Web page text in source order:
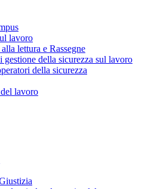
lavoro
lettura e Rassegne
della sicurezza sul lavoro
della sicurezza
lavoro